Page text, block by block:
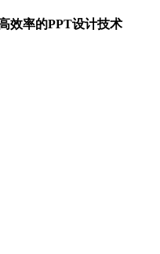
效率的PPT设计技术